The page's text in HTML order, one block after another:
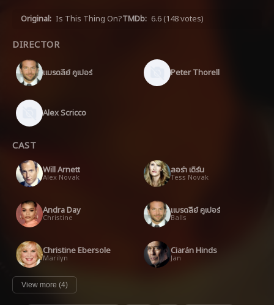
Original: Is This Thing On?TMDb: 6.6 (148 votes)
DIRECTOR
แบรดลีย์ คูเปอร์ Peter Thorell
Alex Scricco
CAST
Will Arnett
Alex Novak
ลอร่า เดิร์น
Tess Novak
Andra Day
Christine
แบรดลีย์ คูเปอร์
Balls
Christine Ebersole
Marilyn
Ciarán Hinds
Jan
View more (4)